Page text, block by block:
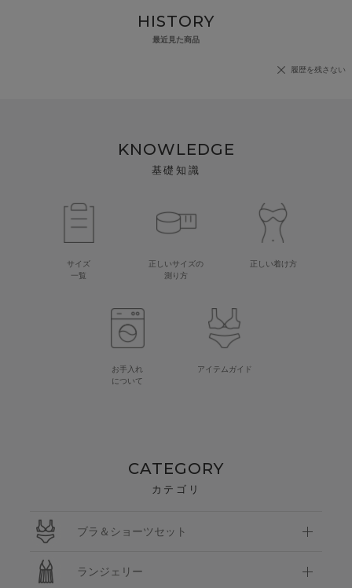
HISTORY
最近見た商品
履歴を残さない
KNOWLEDGE
基礎知識
サイズ
一覧
正しいサイズの
測り方
正しい着け方
お手入れ
について
アイテムガイド
CATEGORY
カテゴリ
ブラ＆ショーツセット
ランジェリー